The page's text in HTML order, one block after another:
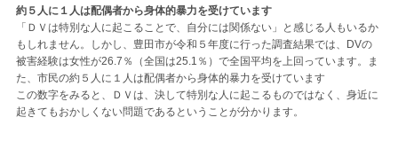
約５人に１人は配偶者から身体的暴力を受けています
「ＤＶは特別な人に起こることで、自分には関係ない」と感じる人もいるか
もしれません。しかし、豊田市が令和５年度に行った調査結果では、DVの
被害経験は女性が26.7％（全国は25.1％）で全国平均を上回っています。ま
た、市民の約５人に１人は配偶者から身体的暴力を受けています
この数字をみると、ＤＶは、決して特別な人に起こるものではなく、身近に
起きてもおかしくない問題であるということが分かります。